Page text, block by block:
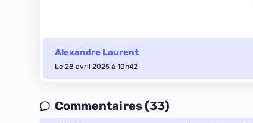
Alexandre Laurent
Le 28 avril 2025 à 10h42
Commentaires (33)